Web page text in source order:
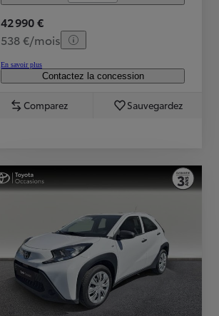
42 990 €
538 €/mois
En savoir plus
Contactez la concession
Comparez Sauvegardez